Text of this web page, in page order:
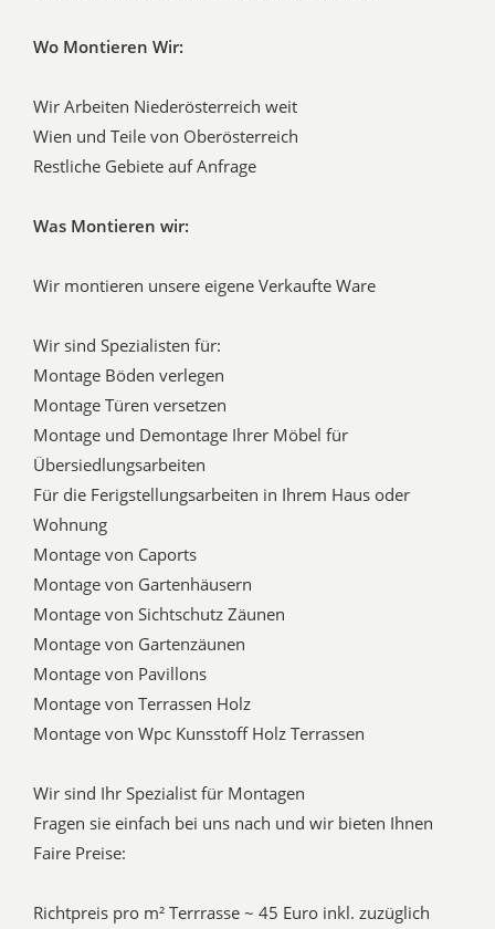
Wo Montieren Wir:
Wir Arbeiten Niederösterreich weit
Wien und Teile von Oberösterreich
Restliche Gebiete auf Anfrage
Was Montieren wir:
Wir montieren unsere eigene Verkaufte Ware
Wir sind Spezialisten für:
Montage Böden verlegen
Montage Türen versetzen
Montage und Demontage Ihrer Möbel für
Übersiedlungsarbeiten
Für die Ferigstellungsarbeiten in Ihrem Haus oder
Wohnung
Montage von Caports
Montage von Gartenhäusern
Montage von Sichtschutz Zäunen
Montage von Gartenzäunen
Montage von Pavillons
Montage von Terrassen Holz
Montage von Wpc Kunsstoff Holz Terrassen
Wir sind Ihr Spezialist für Montagen
Fragen sie einfach bei uns nach und wir bieten Ihnen
Faire Preise:
Richtpreis pro m² Terrrasse ~ 45 Euro inkl. zuzüglich